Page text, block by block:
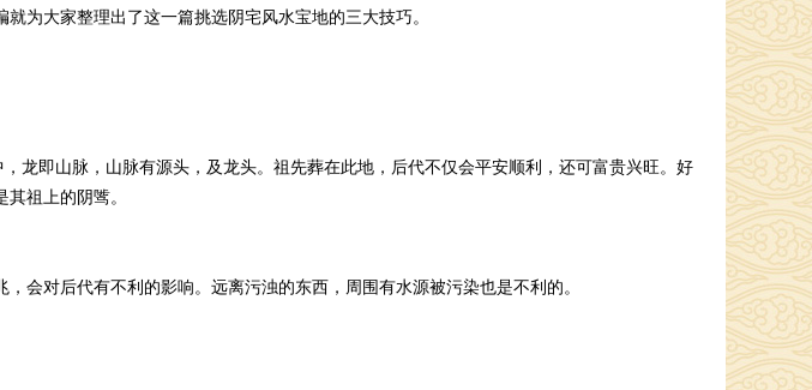
为大家整理出了这一篇挑选阴宅风水宝地的三大技巧。
即山脉，山脉有源头，及龙头。祖先葬在此地，后代不仅会平安顺利，还可富贵兴旺。好
祖上的阴骘。
对后代有不利的影响。远离污浊的东西，周围有水源被污染也是不利的。